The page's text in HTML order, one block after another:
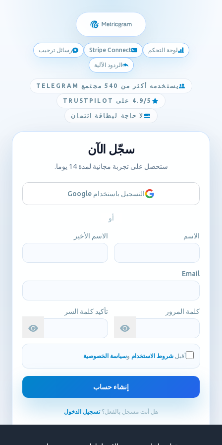
لوحة التحكم Stripe Connect رسائل ترحيب
الردود الآلية
يستخدمه أكثر من 540 مجتمع TELEGRAM
4.9/5 على TRUSTPILOT
لا حاجة لبطاقة ائتمان
سجّل الآن
ستحصل على تجربة مجانية لمدة 14 يوما.
التسجيل باستخدام Google
أو
إذا
أنت
إنسان،
تجاهل
هذا
الحقل
الاسم الاسم الأخير
Email
كلمة المرور تأكيد كلمة السر
أقبل شروط الاستخدام وسياسة الخصوصية
إنشاء حساب
هل أنت مسجل بالفعل؟تسجيل الدخول